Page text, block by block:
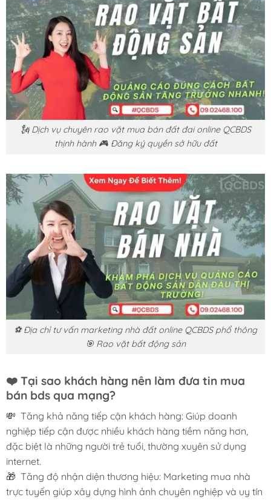
🗽 Dịch vụ chuyên rao vặt mua bán đất đai online QCBDS
thịnh hành 🎮 Đăng ký quyền sở hữu đất
⚽ Địa chỉ tư vấn marketing nhà đất online QCBDS phổ thông
🎯 Rao vặt bất động sản
❤️ Tại sao khách hàng nên làm đưa tin mua
bán bds qua mạng?
💸 Tăng khả năng tiếp cận khách hàng: Giúp doanh
nghiệp tiếp cận được nhiều khách hàng tiềm năng hơn,
đặc biệt là những người trẻ tuổi, thường xuyên sử dụng
internet.
🎁 Tăng độ nhận diện thương hiệu: Marketing mua nhà
trực tuyến giúp xây dựng hình ảnh chuyên nghiệp và uy tín